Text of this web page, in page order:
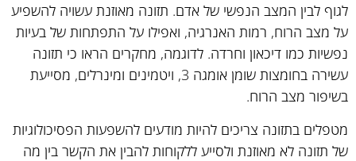
לגוף לבין המצב הנפשי של אדם. תזונה מאוזנת עשויה להשפיע
על מצב הרוח, רמות האנרגיה, ואפילו על התפתחות של בעיות
נפשיות כמו דיכאון וחרדה. לדוגמה, מחקרים הראו כי תזונה
עשירה בחומצות שומן אומגה 3, ויטמינים ומינרלים, מסייעת
בשיפור מצב הרוח.
מטפלים בתזונה צריכים להיות מודעים להשפעות הפסיכולוגיות
של תזונה לא מאוזנת ולסייע ללקוחות להבין את הקשר בין מה